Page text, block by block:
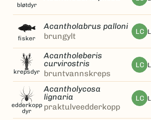
bløtdyr
fisker
Acantholabrus palloni
brungylt
LC
krepsdyr
Acantholeberis
curvirostris
bruntvannskreps
LC
edderkopp
dyr
Acantholycosa
lignaria
praktulveedderkopp
LC